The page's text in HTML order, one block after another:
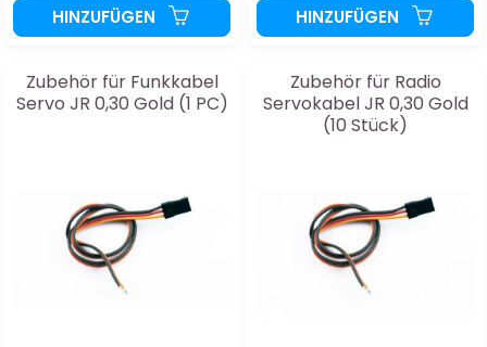
HINZUFÜGEN HINZUFÜGEN
Zubehör für Funkkabel
Servo JR 0,30 Gold (1 PC)
Zubehör für Radio
Servokabel JR 0,30 Gold
(10 Stück)